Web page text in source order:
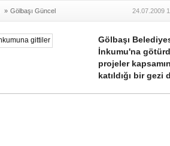
Mikail
Gölbaşı
İNCEK
» Gölbaşı Güncel 24.07.2009
Gölbaşı
İnkumu'na
projeler
katıldığı bir gezi